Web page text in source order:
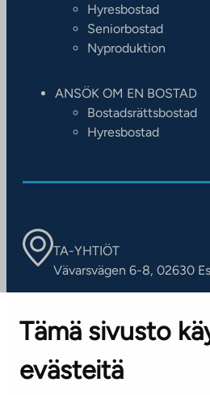
Tämä sivusto
evästeitä
Hyresbostad
Seniorbostad
Nyproduktion
ANSÖK OM EN BOSTAD
Bostadsrättsbostad
Hyresbostad
TA-YHTIÖT
Vävarsvägen 6-8, 02630
Kontaktinformation
KUNDSERVICE